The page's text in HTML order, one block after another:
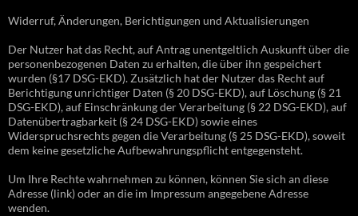
Widerruf, Änderungen, Berichtigungen und Aktualisierungen
Der Nutzer hat das Recht, auf Antrag unentgeltlich Auskunft über die
personenbezogenen Daten zu erhalten, die über ihn gespeichert
wurden (§17 DSG-EKD). Zusätzlich hat der Nutzer das Recht auf
Berichtigung unrichtiger Daten (§ 20 DSG-EKD), auf Löschung (§ 21
DSG-EKD), auf Einschränkung der Verarbeitung (§ 22 DSG-EKD), auf
Datenübertragbarkeit (§ 24 DSG-EKD) sowie eines
Widerspruchsrechts gegen die Verarbeitung (§ 25 DSG-EKD), soweit
dem keine gesetzliche Aufbewahrungspflicht entgegensteht.
Um Ihre Rechte wahrnehmen zu können, können Sie sich an diese
Adresse (link) oder an die im Impressum angegebene Adresse
wenden.